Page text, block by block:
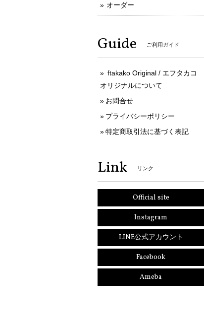
オーダー
Guide ご利用ガイド
ftakako Original / エフタカコ
オリジナルについて
お問合せ
プライバシーポリシー
特定商取引法に基づく表記
Link リンク
Official site
Instagram
LINE公式アカウント
Facebook
Ameba